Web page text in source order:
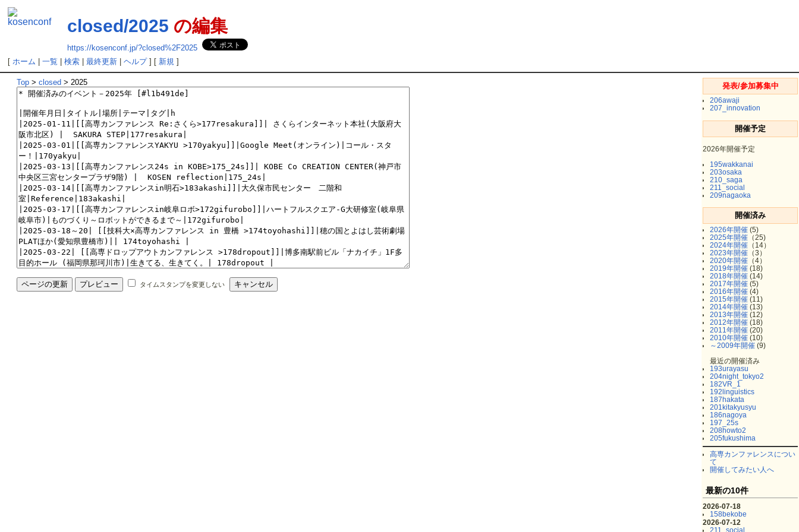
closed/2025 の編集
https://kosenconf.jp/?closed%2F2025
[ホーム |一覧 |検索 |最終更新 |ヘルプ] [ 新規 ]
Top > closed > 2025
タイムスタンプを変更しない
発表/参加募集中
206awaji
207_innovation
開催予定
2026年開催予定
195wakkanai
203osaka
210_saga
211_social
209nagaoka
開催済み
2026年開催 (5)
2025年開催 （25)
2024年開催 （14）
2023年開催 （3）
2020年開催 （4）
2019年開催 (18)
2018年開催 (14)
2017年開催 (5)
2016年開催 (4)
2015年開催 (11)
2014年開催 (13)
2013年開催 (12)
2012年開催 (18)
2011年開催 (20)
2010年開催 (10)
～2009年開催 (9)
最近の開催済み
193urayasu
204night_tokyo2
182VR_1
192linguistics
187hakata
201kitakyusyu
186nagoya
197_25s
208howto2
205fukushima
高専カンファレンスについ
て
開催してみたい人へ
最新の10件
2026-07-18
158bekobe
2026-07-12
211_social